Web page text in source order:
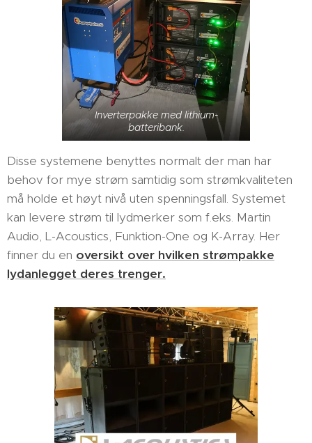
Inverterpakke med lithium-
batteribank.
Disse systemene benyttes normalt der man har
behov for mye strøm samtidig som strømkvaliteten
må holde et høyt nivå uten spenningsfall. Systemet
kan levere strøm til lydmerker som f.eks. Martin
Audio, L-Acoustics, Funktion-One og K-Array. Her
finner du en oversikt over hvilken strømpakke
lydanlegget deres trenger.